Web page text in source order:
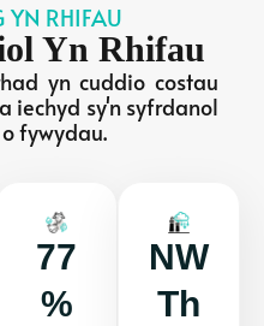
RHIFAU
Yn Rhifau
yn cuddio costau
iechyd sy'n syfrdanol
fywydau.
77
%
NW
Th